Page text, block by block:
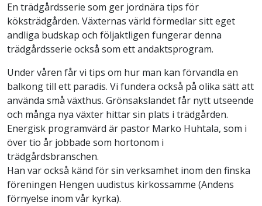
En trädgårdsserie som ger jordnära tips för
köksträdgården. Växternas värld förmedlar sitt eget
andliga budskap och följaktligen fungerar denna
trädgårdsserie också som ett andaktsprogram.
Under våren får vi tips om hur man kan förvandla en
balkong till ett paradis. Vi fundera också på olika sätt att
använda små växthus. Grönsakslandet får nytt utseende
och många nya växter hittar sin plats i trädgården.
Energisk programvärd är pastor Marko Huhtala, som i
över tio år jobbade som hortonom i
trädgårdsbranschen.
Han var också känd för sin verksamhet inom den finska
föreningen Hengen uudistus kirkossamme (Andens
förnyelse inom vår kyrka).